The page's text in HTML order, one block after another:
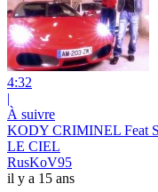
4:32
|
À suivre
KODY CRIMINEL Feat
LE CIEL
RusKoV95
il y a 15 ans